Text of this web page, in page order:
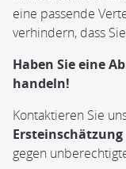
eine passende
verhindern, dass
Haben Sie eine
handeln!
Kontaktieren Sie
Ersteinschätzung
gegen